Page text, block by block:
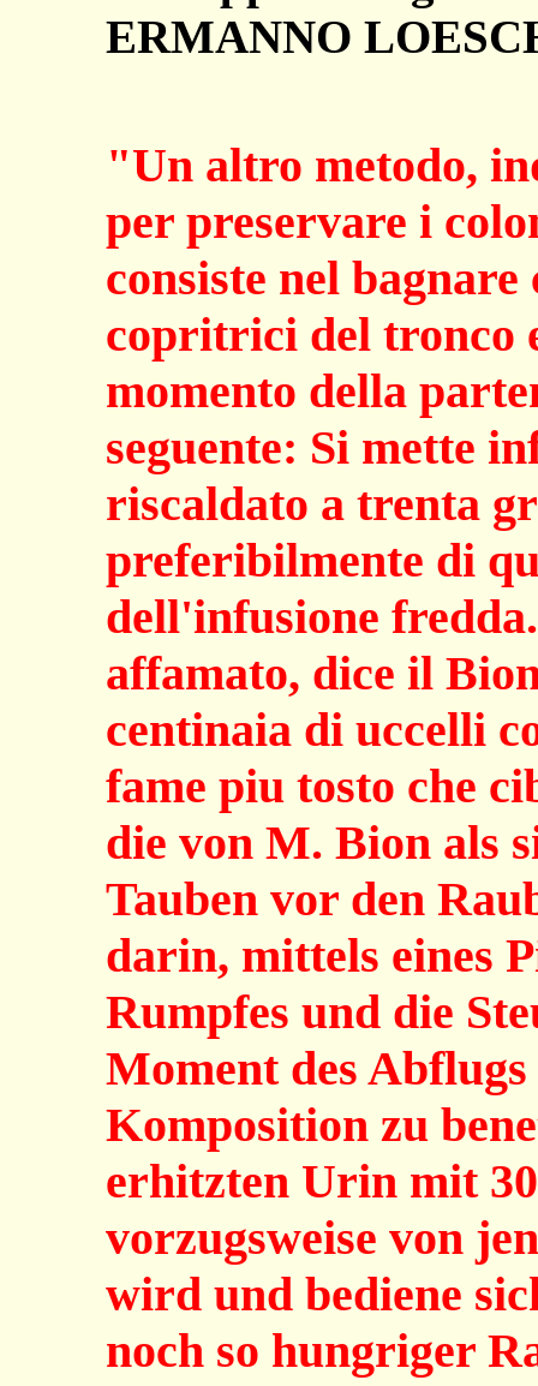
ERMANNO
"Un altro metodo,
per preservare i
consiste nel
copritrici del tronco
momento della
seguente: Si mette
riscaldato a trenta
preferibilmente di
dell'infusione
affamato, dice il
centinaia di uccelli
fame piu tosto che
die von M. Bion als
Tauben vor den
darin, mittels eines
Rumpfes und die
Moment des
Komposition zu
erhitzten Urin mit
vorzugsweise von
wird und bediene
noch so hungriger